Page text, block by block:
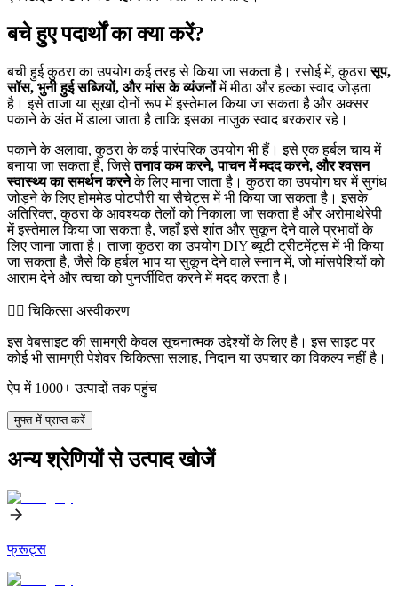
बचे हुए पदार्थों का क्या करें?
बची हुई कुठरा का उपयोग कई तरह से किया जा सकता है। रसोई में, कुठरासूप,
सॉस, भुनी हुई सब्जियों, और मांस के व्यंजनोंमें मीठा और हल्का स्वाद जोड़ता
है। इसे ताजा या सूखा दोनों रूप में इस्तेमाल किया जा सकता है और अक्सर
पकाने के अंत में डाला जाता है ताकि इसका नाजुक स्वाद बरकरार रहे।
पकाने के अलावा, कुठरा के कई पारंपरिक उपयोग भी हैं। इसे एक हर्बल चाय में
बनाया जा सकता है, जिसेतनाव कम करने, पाचन में मदद करने, और श्वसन
स्वास्थ्य का समर्थन करनेके लिए माना जाता है। कुठरा का उपयोग घर में सुगंध
जोड़ने के लिए होममेड पोटपौरी या सैचेट्स में भी किया जा सकता है। इसके
अतिरिक्त, कुठरा के आवश्यक तेलों को निकाला जा सकता है और अरोमाथेरेपी
में इस्तेमाल किया जा सकता है, जहाँ इसे शांत और सुकून देने वाले प्रभावों के
लिए जाना जाता है। ताजा कुठरा का उपयोग DIY ब्यूटी ट्रीटमेंट्स में भी किया
जा सकता है, जैसे कि हर्बल भाप या सुकून देने वाले स्नान में, जो मांसपेशियों को
आराम देने और त्वचा को पुनर्जीवित करने में मदद करता है।
👨‍⚕️️ चिकित्सा अस्वीकरण
इस वेबसाइट की सामग्री केवल सूचनात्मक उद्देश्यों के लिए है। इस साइट पर
कोई भी सामग्री पेशेवर चिकित्सा सलाह, निदान या उपचार का विकल्प नहीं है।
ऐप में 1000+ उत्पादों तक पहुंच
मुफ्त में प्राप्त करें
अन्य श्रेणियों से उत्पाद खोजें
फ्रूट्स